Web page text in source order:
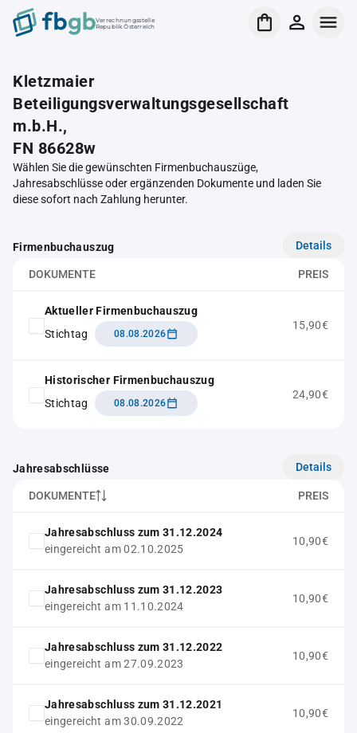
Verrechnungsstelle
Republik Österreich
Kletzmaier
Beteiligungsverwaltungsgesellschaft
m.b.H.,
FN 86628w
Wählen Sie die gewünschten Firmenbuchauszüge,
Jahresabschlüsse oder ergänzenden Dokumente und laden Sie
diese sofort nach Zahlung herunter.
Firmenbuchauszug Details
DOKUMENTE PREIS
Aktueller Firmenbuchauszug
Stichtag
08.08.2026
15,90€
Historischer Firmenbuchauszug
Stichtag
08.08.2026
24,90€
Jahresabschlüsse Details
DOKUMENTE PREIS
Jahresabschluss zum 31.12.2024
eingereicht am 02.10.2025
10,90€
Jahresabschluss zum 31.12.2023
eingereicht am 11.10.2024
10,90€
Jahresabschluss zum 31.12.2022
eingereicht am 27.09.2023
10,90€
Jahresabschluss zum 31.12.2021
eingereicht am 30.09.2022
10,90€